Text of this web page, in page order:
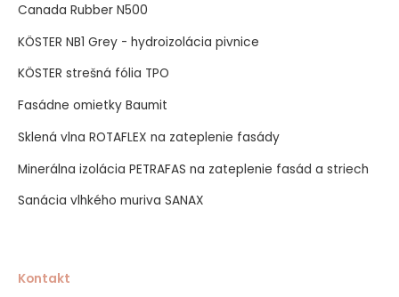
Canada Rubber N500
KÖSTER NB1 Grey - hydroizolácia pivnice
KÖSTER strešná fólia TPO
Fasádne omietky Baumit
Sklená vlna ROTAFLEX na zateplenie fasády
Minerálna izolácia PETRAFAS na zateplenie fasád a striech
Sanácia vlhkého muriva SANAX
Kontakt